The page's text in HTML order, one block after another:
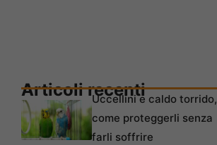
Articoli recentiUccellini e caldo torrido,
come proteggerli senza
farli soffrire